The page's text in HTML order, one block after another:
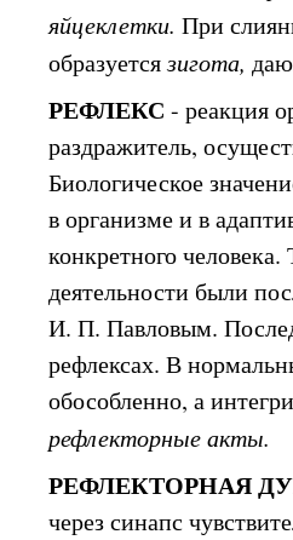
яйцеклетки.При
образуетсязигота,
РЕФЛЕКС - реакция
раздражитель,
Биологическое
в организме и в
конкретного
деятельности были
И. П. Павловым.
рефлексах. В
обособленно, а
рефлекторные акты.
РЕФЛЕКТОРНАЯ
через синапс